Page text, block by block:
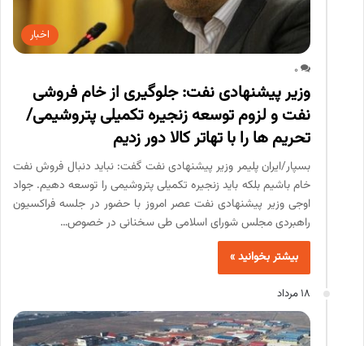
اخبار
0
وزیر پیشنهادی نفت: جلوگیری از خام فروشی
نفت و لزوم توسعه زنجیره تکمیلی پتروشیمی/
تحریم ها را با تهاتر کالا دور زدیم
بسپار/ایران پلیمر وزیر پیشنهادی نفت گفت: نباید دنبال فروش نفت
خام باشیم بلکه باید زنجیره تکمیلی پتروشیمی را توسعه دهیم. جواد
اوجی وزیر پیشنهادی نفت عصر امروز با حضور در جلسه فراکسیون
راهبردی مجلس شورای اسلامی طی سخنانی در خصوص…
بیشتر بخوانید »
18 مرداد